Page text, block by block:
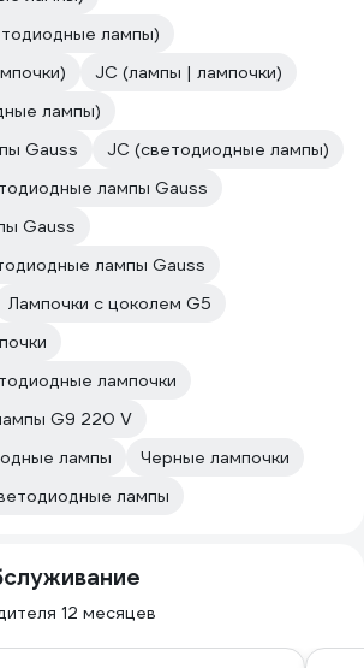
лампы)
JC (лампы | лампочки)
лампы)
Gauss
JC (светодиодные лампы)
лампы Gauss
Gauss
лампы Gauss
Лампочки с цоколем G5
лампочки
G9 220 V
лампы
Черные лампочки
лампы
12 месяцев